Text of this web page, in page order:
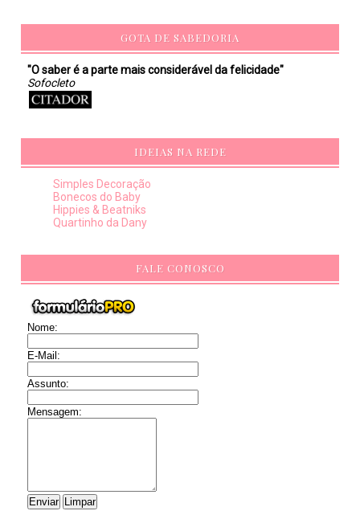
GOTA DE SABEDORIA
"O saber é a parte mais considerável da felicidade"
Sofocleto
IDEIAS NA REDE
Simples Decoração
Bonecos do Baby
Hippies & Beatniks
Quartinho da Dany
FALE CONOSCO
Nome:
E-Mail:
Assunto:
Mensagem: